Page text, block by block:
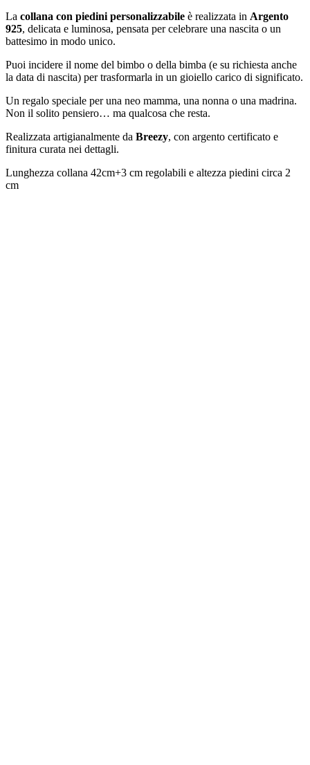
La collana con piedini personalizzabile è realizzata in Argento
925, delicata e luminosa, pensata per celebrare una nascita o un
battesimo in modo unico.
Puoi incidere il nome del bimbo o della bimba (e su richiesta anche
la data di nascita) per trasformarla in un gioiello carico di significato.
Un regalo speciale per una neo mamma, una nonna o una madrina.
Non il solito pensiero… ma qualcosa che resta.
Realizzata artigianalmente da Breezy, con argento certificato e
finitura curata nei dettagli.
Lunghezza collana 42cm+3 cm regolabili e altezza piedini circa 2
cm